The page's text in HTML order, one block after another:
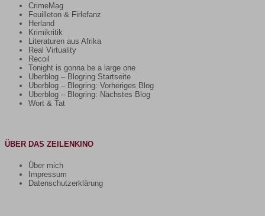
CrimeMag
Feuilleton & Firlefanz
Herland
Krimikritik
Literaturen aus Afrika
Real Virtuality
Recoil
Tonight is gonna be a large one
Uberblog – Blogring Startseite
Uberblog – Blogring: Vorheriges Blog
Uberblog – Blogring: Nächstes Blog
Wort & Tat
ÜBER DAS ZEILENKINO
Über mich
Impressum
Datenschutzerklärung